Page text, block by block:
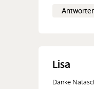
Lisa
Danke